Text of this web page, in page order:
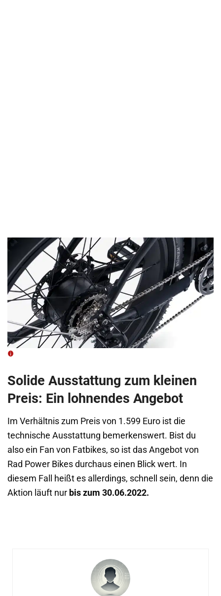
Solide Ausstattung zum kleinen
Preis: Ein lohnendes Angebot
Im Verhältnis zum Preis von 1.599 Euro ist die
technische Ausstattung bemerkenswert. Bist du
also ein Fan von Fatbikes, so ist das Angebot von
Rad Power Bikes durchaus einen Blick wert. In
diesem Fall heißt es allerdings, schnell sein, denn die
Aktion läuft nur bis zum 30.06.2022.